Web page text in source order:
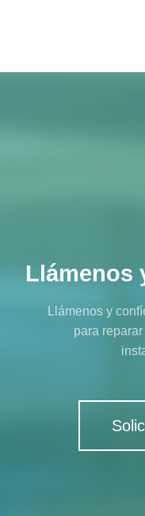
Llámenos
Llámenos y
para